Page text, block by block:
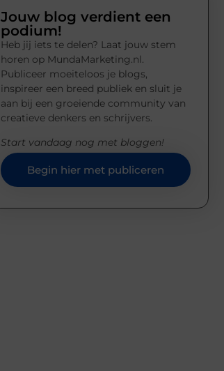
Jouw blog verdient een
podium!
Heb jij iets te delen? Laat jouw stem
horen op MundaMarketing.nl.
Publiceer moeiteloos je blogs,
inspireer een breed publiek en sluit je
aan bij een groeiende community van
creatieve denkers en schrijvers.
Start vandaag nog met bloggen!
Begin hier met publiceren